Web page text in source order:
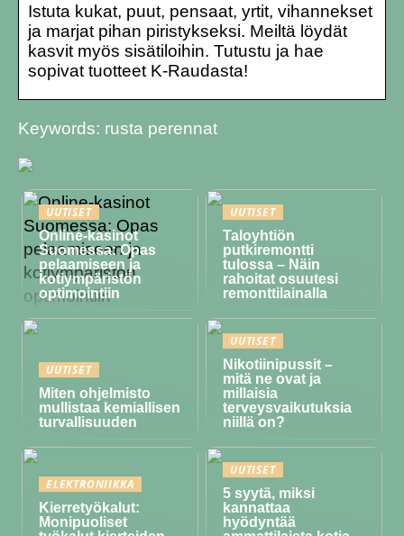
Istuta kukat, puut, pensaat, yrtit, vihannekset
ja marjat pihan piristykseksi. Meiltä löydät
kasvit myös sisätiloihin. Tutustu ja hae
sopivat tuotteet K-Raudasta!
Keywords: rusta perennat
UUTISET
Online-kasinot
Suomessa: Opas
pelaamiseen ja
kotiympäristön
optimointiin
UUTISET
Taloyhtiön
putkiremontti
tulossa – Näin
rahoitat osuutesi
remonttilainalla
UUTISET
Miten ohjelmisto
mullistaa kemiallisen
turvallisuuden
UUTISET
Nikotiinipussit –
mitä ne ovat ja
millaisia
terveysvaikutuksia
niillä on?
ELEKTRONIIKKA
Kierretyökalut:
Monipuoliset
UUTISET
5 syytä, miksi
kannattaa
hyödyntää